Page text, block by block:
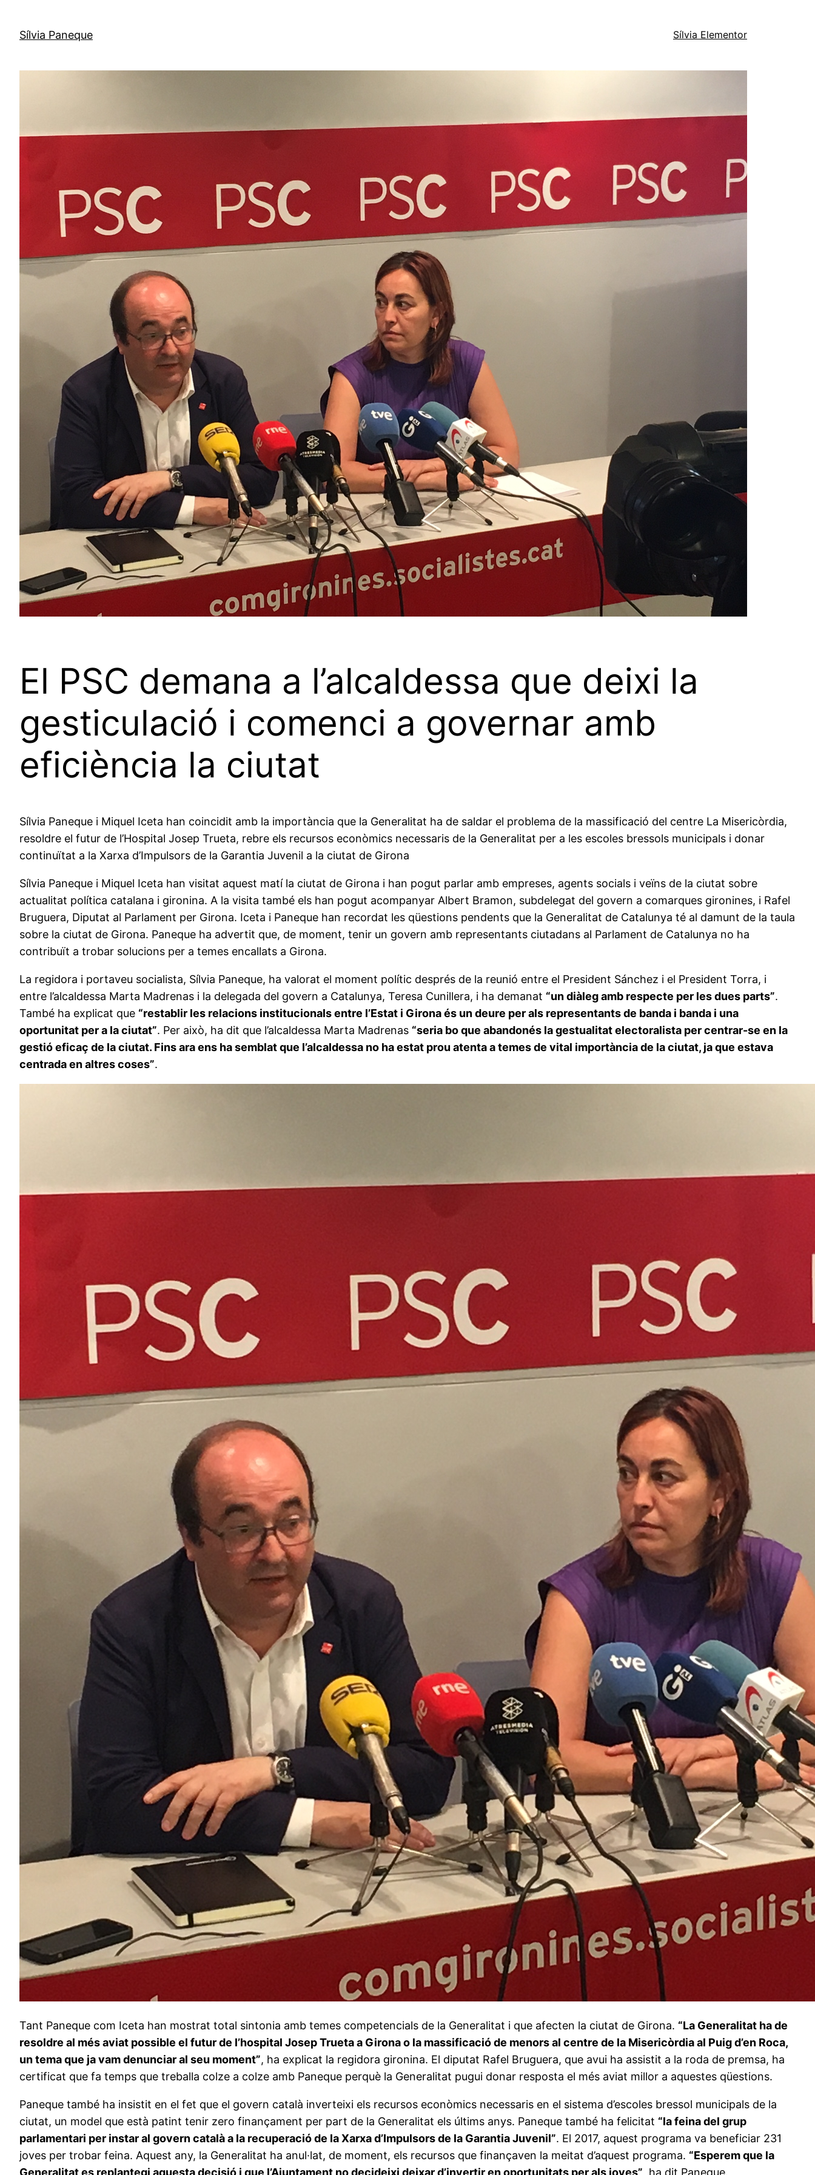
Sílvia Paneque Sílvia Elementor
El PSC demana a l’alcaldessa que deixi la
gesticulació i comenci a governar amb
eficiència la ciutat
Sílvia Paneque i Miquel Iceta han coincidit amb la importància que la Generalitat ha de saldar el problema de la massificació del centre La Misericòrdia,
resoldre el futur de l’Hospital Josep Trueta, rebre els recursos econòmics necessaris de la Generalitat per a les escoles bressols municipals i donar
continuïtat a la Xarxa d’Impulsors de la Garantia Juvenil a la ciutat de Girona
Sílvia Paneque i Miquel Iceta han visitat aquest matí la ciutat de Girona i han pogut parlar amb empreses, agents socials i veïns de la ciutat sobre
actualitat política catalana i gironina. A la visita també els han pogut acompanyar Albert Bramon, subdelegat del govern a comarques gironines, i Rafel
Bruguera, Diputat al Parlament per Girona. Iceta i Paneque han recordat les qüestions pendents que la Generalitat de Catalunya té al damunt de la taula
sobre la ciutat de Girona. Paneque ha advertit que, de moment, tenir un govern amb representants ciutadans al Parlament de Catalunya no ha
contribuït a trobar solucions per a temes encallats a Girona.
La regidora i portaveu socialista, Sílvia Paneque, ha valorat el moment polític després de la reunió entre el President Sánchez i el President Torra, i
entre l’alcaldessa Marta Madrenas i la delegada del govern a Catalunya, Teresa Cunillera, i ha demanat “un diàleg amb respecte per les dues parts”.
També ha explicat que “restablir les relacions institucionals entre l’Estat i Girona és un deure per als representants de banda i banda i una
oportunitat per a la ciutat”. Per això, ha dit que l’alcaldessa Marta Madrenas “seria bo que abandonés la gestualitat electoralista per centrar-se en la
gestió eficaç de la ciutat. Fins ara ens ha semblat que l’alcaldessa no ha estat prou atenta a temes de vital importància de la ciutat, ja que estava
centrada en altres coses”.
Tant Paneque com Iceta han mostrat total sintonia amb temes competencials de la Generalitat i que afecten la ciutat de Girona. “La Generalitat ha de
resoldre al més aviat possible el futur de l’hospital Josep Trueta a Girona o la massificació de menors al centre de la Misericòrdia al Puig d’en Roca,
un tema que ja vam denunciar al seu moment”, ha explicat la regidora gironina. El diputat Rafel Bruguera, que avui ha assistit a la roda de premsa, ha
certificat que fa temps que treballa colze a colze amb Paneque perquè la Generalitat pugui donar resposta el més aviat millor a aquestes qüestions.
Paneque també ha insistit en el fet que el govern català inverteixi els recursos econòmics necessaris en el sistema d’escoles bressol municipals de la
ciutat, un model que està patint tenir zero finançament per part de la Generalitat els últims anys. Paneque també ha felicitat “la feina del grup
parlamentari per instar al govern català a la recuperació de la Xarxa d’Impulsors de la Garantia Juvenil”. El 2017, aquest programa va beneficiar 231
joves per trobar feina. Aquest any, la Generalitat ha anul·lat, de moment, els recursos que finançaven la meitat d’aquest programa. “Esperem que la
Generalitat es replantegi aquesta decisió i que l’Ajuntament no decideixi deixar d’invertir en oportunitats per als joves” , ha dit Paneque.